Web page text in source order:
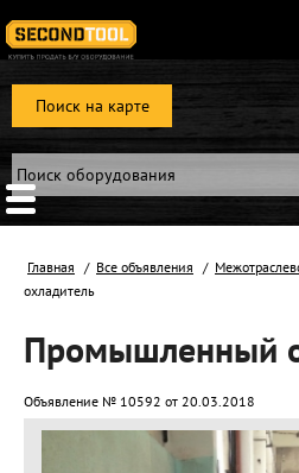
Поиск на карте
Главная Все объявления
охладитель
Промышленный
Объявление № 10592 от 20.03.2018